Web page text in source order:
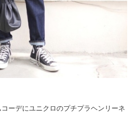
ーデにユニクロのプチプラヘンリーネ